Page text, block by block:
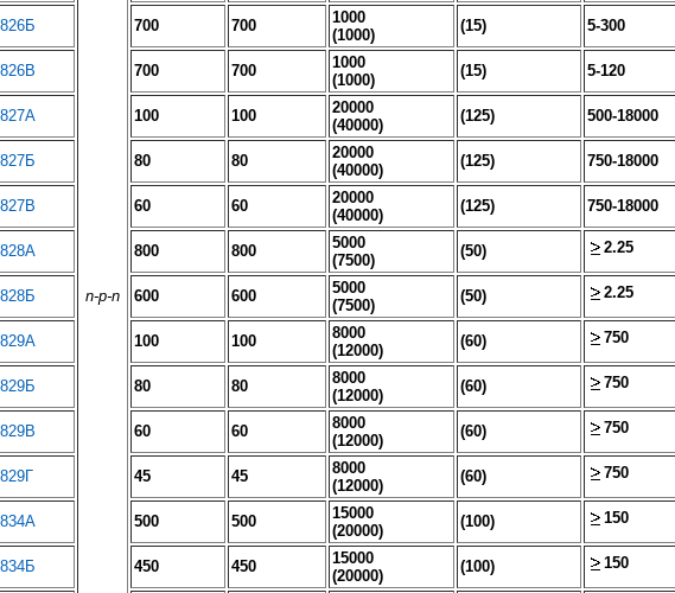
n-p-n
700 700
1000
(1000)
(15) 5-300
700 700
1000
(1000)
(15) 5-120
100 100
20000
(40000)
(125) 500-18000
80 80
20000
(40000)
(125) 750-18000
60 60
20000
(40000)
(125) 750-18000
800 800
5000
(7500)
(50) 2.25
600 600
5000
(7500)
(50) 2.25
100 100
8000
(12000)
(60) 750
80 80
8000
(12000)
(60) 750
60 60
8000
(12000)
(60) 750
45 45
8000
(12000)
(60) 750
500 500
15000
(20000)
(100) 150
450 450
15000
(20000)
(100) 150